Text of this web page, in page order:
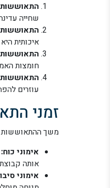
שחייה
איכותית
התאוששות
חומצות
עוזרים
זמני
משך ההתאוששות
אימוני כוח:
אותה
אימוני